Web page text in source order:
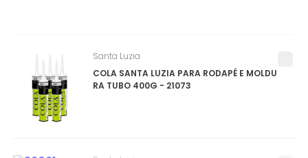
COLA SANTA LUZIA PARA RODAPÉ E MOLDU
RA TUBO 400G - 21073
Santa Luzia